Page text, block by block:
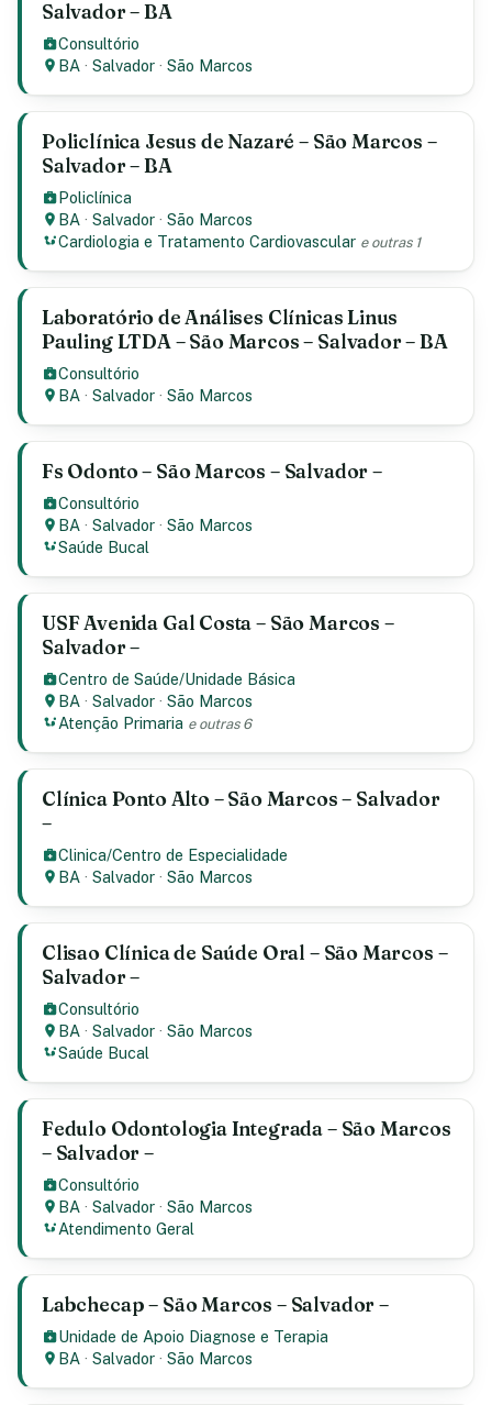
Salvador – BA
Consultório
BA ·Salvador ·São Marcos
Policlínica Jesus de Nazaré – São Marcos –
Salvador – BA
Policlínica
BA ·Salvador ·São Marcos
Cardiologia e Tratamento Cardiovascular e outras 1
Laboratório de Análises Clínicas Linus
Pauling LTDA – São Marcos – Salvador – BA
Consultório
BA ·Salvador ·São Marcos
Fs Odonto – São Marcos – Salvador –
Consultório
BA ·Salvador ·São Marcos
Saúde Bucal
USF Avenida Gal Costa – São Marcos –
Salvador –
Centro de Saúde/Unidade Básica
BA ·Salvador ·São Marcos
Atenção Primaria e outras 6
Clínica Ponto Alto – São Marcos – Salvador
–
Clinica/Centro de Especialidade
BA ·Salvador ·São Marcos
Clisao Clínica de Saúde Oral – São Marcos –
Salvador –
Consultório
BA ·Salvador ·São Marcos
Saúde Bucal
Fedulo Odontologia Integrada – São Marcos
– Salvador –
Consultório
BA ·Salvador ·São Marcos
Atendimento Geral
Labchecap – São Marcos – Salvador –
Unidade de Apoio Diagnose e Terapia
BA ·Salvador ·São Marcos